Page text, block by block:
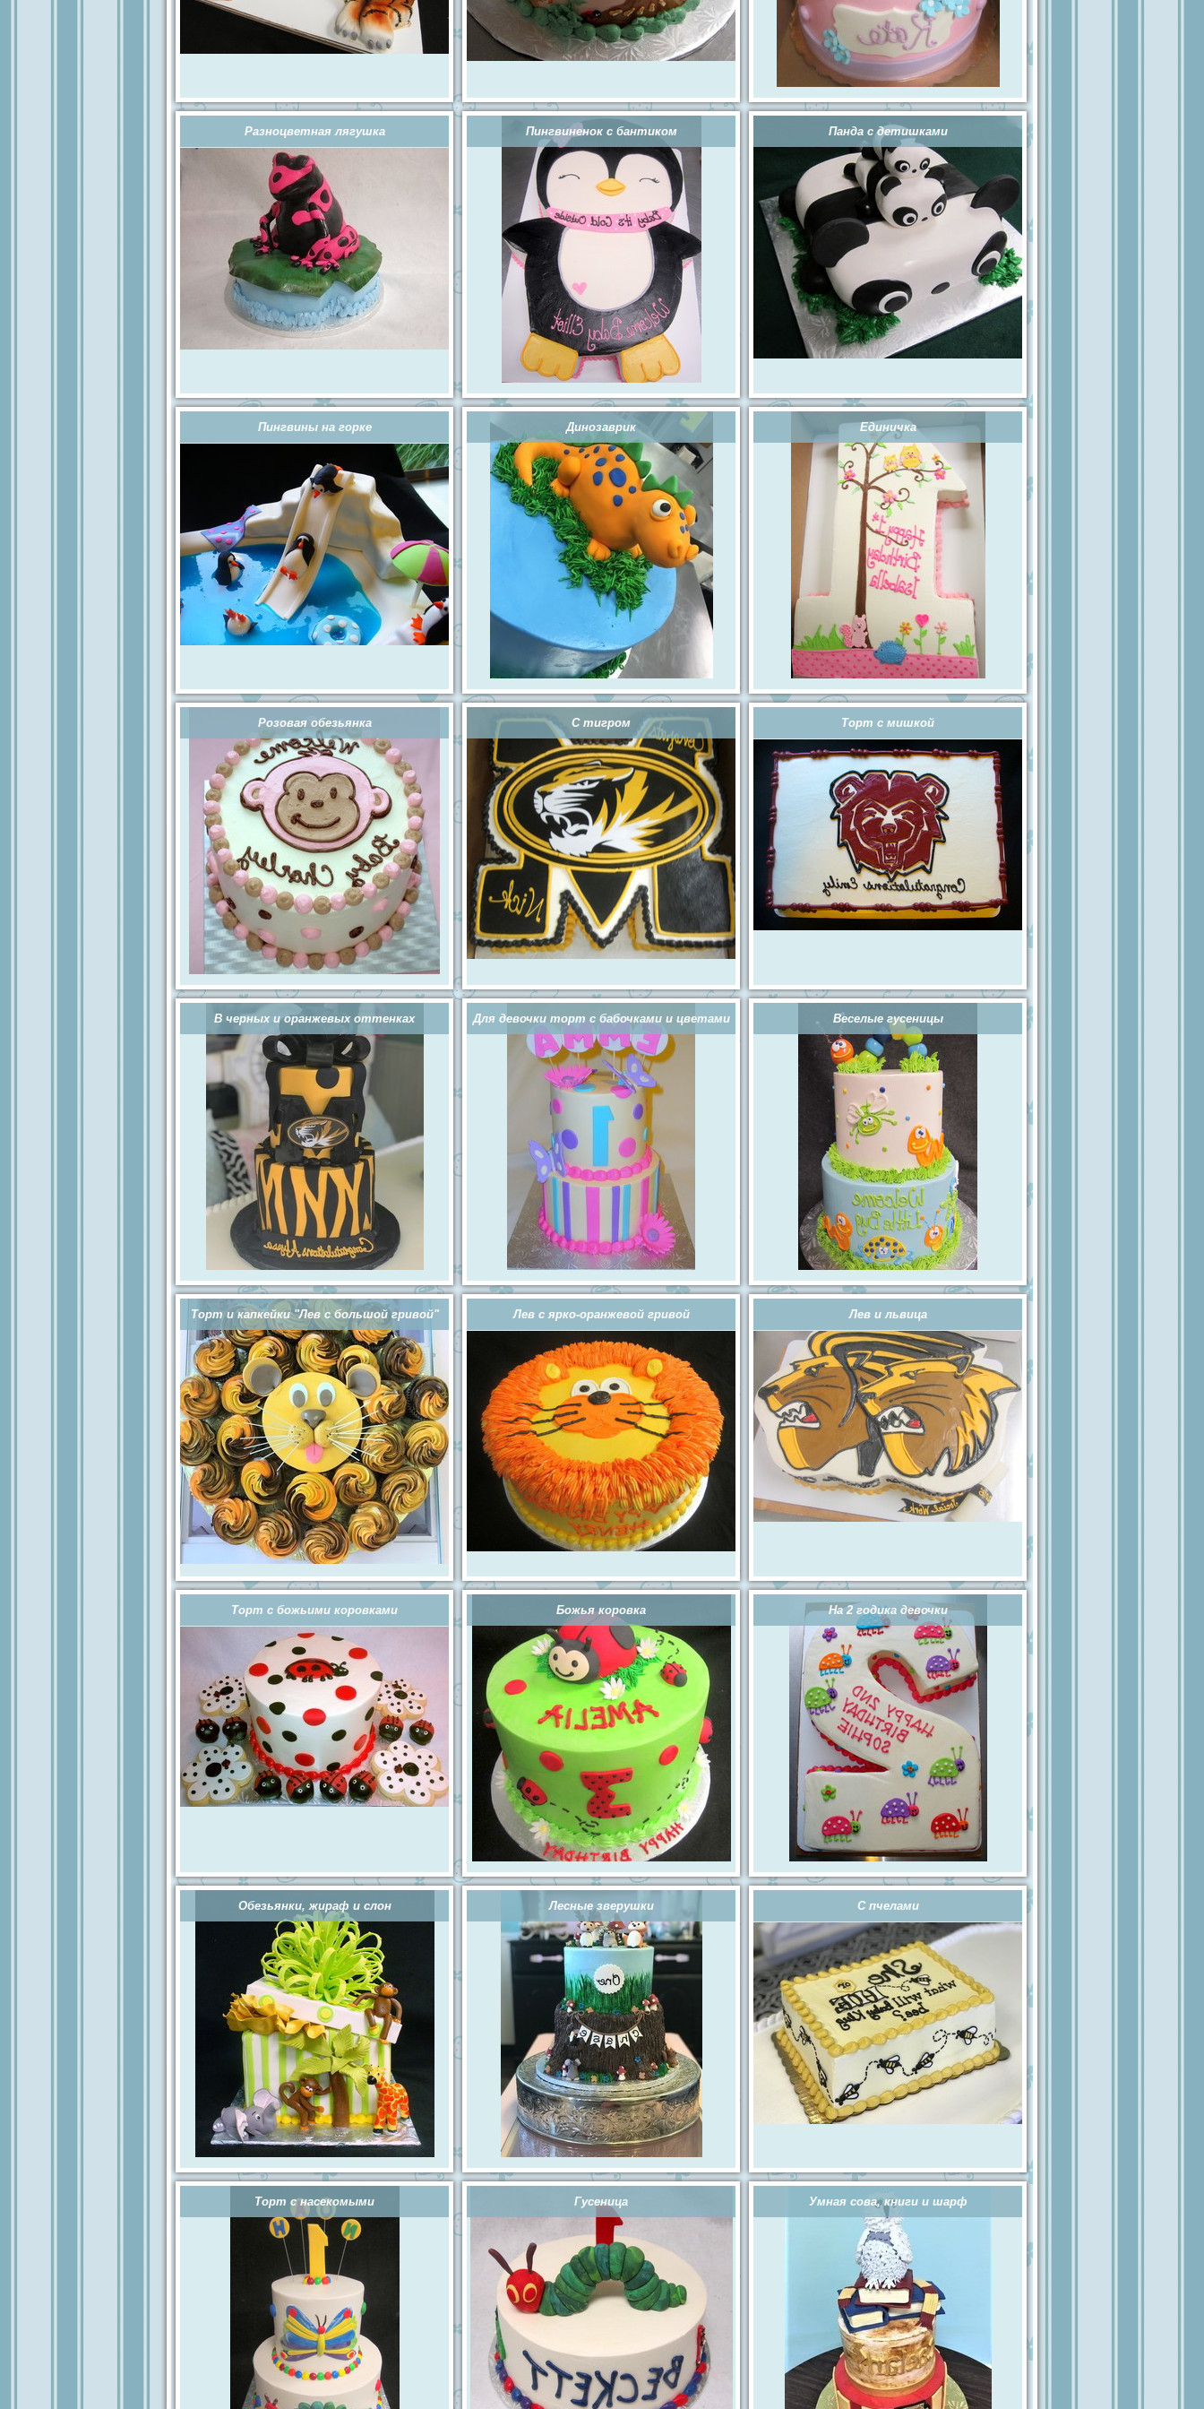
Разноцветная лягушка Пингвиненок с бантиком Панда с детишками
Пингвины на горке Динозаврик Единичка
Розовая обезьянка С тигром Торт с мишкой
В черных и оранжевых оттенках Для девочки торт с бабочками и цветами Веселые гусеницы
Торт и капкейки "Лев с большой гривой" Лев с ярко-оранжевой гривой Лев и львица
Торт с божьими коровками Божья коровка На 2 годика девочки
Обезьянки, жираф и слон Лесные зверушки С пчелами
Торт с насекомыми Гусеница Умная сова, книги и шарф